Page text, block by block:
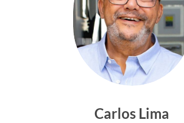
Carlos Lima